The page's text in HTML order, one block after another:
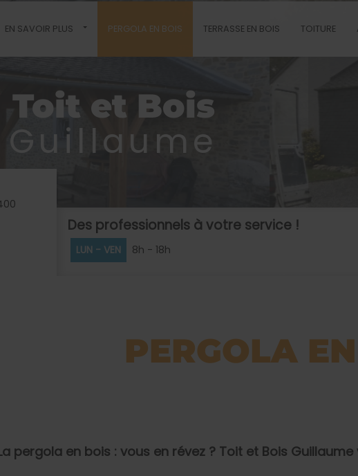
Toit et Bois
Guillaume
Des professionnels à votre service !
LUN - VEN 8h - 18h
EN SAVOIR PLUS PERGOLA EN BOIS TERRASSE EN BOIS TOITURE
PERGOLA
pergola en bois : vous en révez ? Toit et Bois